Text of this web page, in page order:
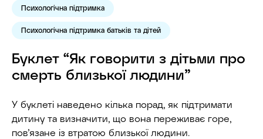
Психологічна підтримка
Психологічна підтримка батьків та дітей
Буклет “Як говорити з дітьми про
смерть близької людини”
У буклеті наведено кілька порад, як підтримати
дитину та визначити, що вона переживає горе,
пов’язане із втратою близької людини.